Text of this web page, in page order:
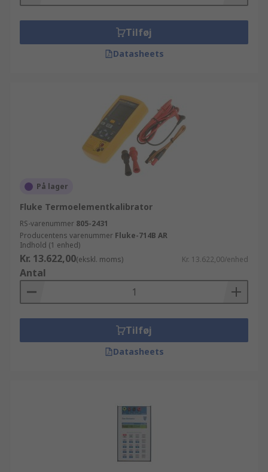
Tilføj
Datasheets
På lager
Fluke Termoelementkalibrator
RS-varenummer 805-2431
Producentens varenummer Fluke-714B AR
Indhold (1 enhed)
Kr. 13.622,00(ekskl. moms) Kr. 13.622,00/enhed
Antal
Tilføj
Datasheets